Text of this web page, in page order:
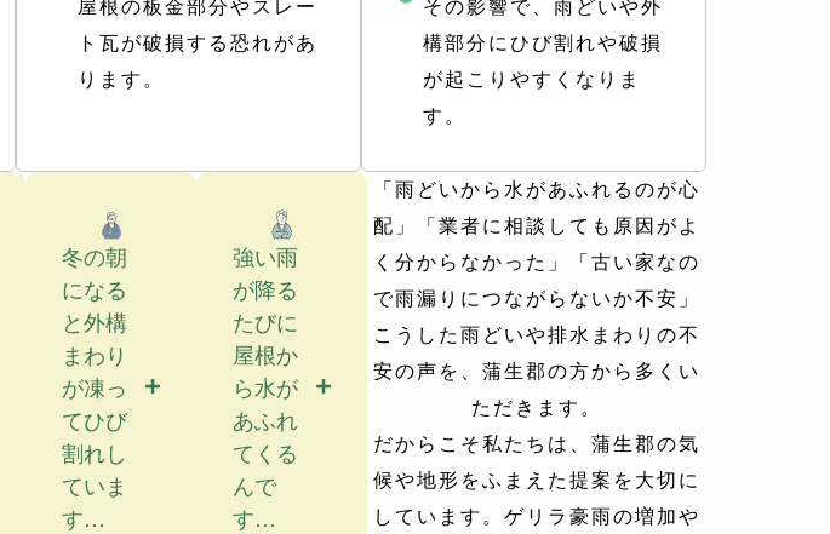
屋根の板金部分やスレー
ト瓦が破損する恐れがあ
ります。
その影響で、雨どいや外
構部分にひび割れや破損
が起こりやすくなりま
す。
冬の朝
になる
と外構
まわり
が凍っ
てひび
割れし
ていま
す…
強い雨
が降る
たびに
屋根か
ら水が
あふれ
てくる
んで
す…
「雨どいから水があふれるのが心
配」「業者に相談しても原因がよ
く分からなかった」「古い家なの
で雨漏りにつながらないか不安」
こうした雨どいや排水まわりの不
安の声を、蒲生郡の方から多くい
ただきます。
だからこそ私たちは、蒲生郡の気
候や地形をふまえた提案を大切に
しています。ゲリラ豪雨の増加や